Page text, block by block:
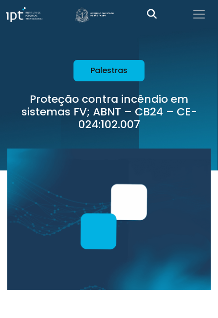
Palestras
Proteção contra incêndio em
sistemas FV; ABNT – CB24 – CE-
024:102.007